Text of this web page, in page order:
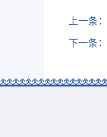
上一条：
下一条：